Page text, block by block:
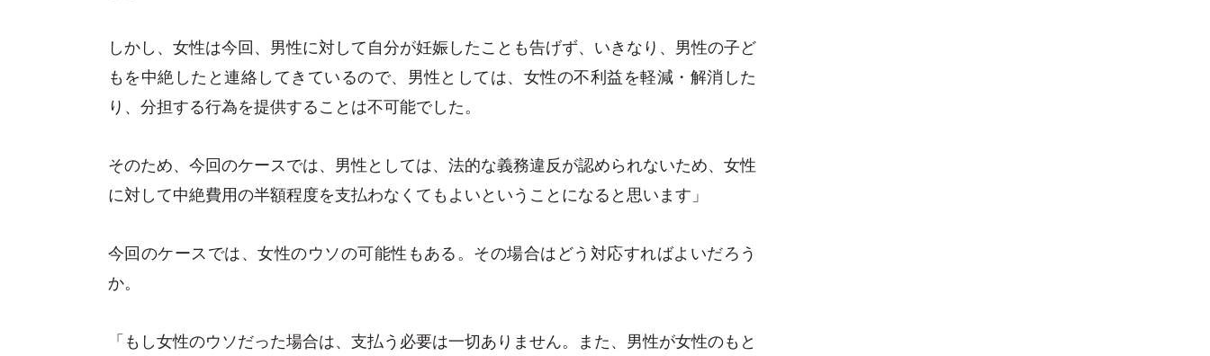
しかし、女性は今回、男性に対して自分が妊娠したことも告げず、いきなり、男性の子ど
もを中絶したと連絡してきているので、男性としては、女性の不利益を軽減・解消した
り、分担する行為を提供することは不可能でした。
そのため、今回のケースでは、男性としては、法的な義務違反が認められないため、女性
に対して中絶費用の半額程度を支払わなくてもよいということになると思います」
今回のケースでは、女性のウソの可能性もある。その場合はどう対応すればよいだろう
か。
「もし女性のウソだった場合は、支払う必要は一切ありません。また、男性が女性のもと